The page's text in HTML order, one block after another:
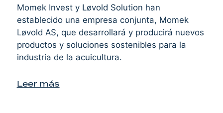
Momek Invest y Løvold Solution han
establecido una empresa conjunta, Momek
Løvold AS, que desarrollará y producirá nuevos
productos y soluciones sostenibles para la
industria de la acuicultura.
Leer más